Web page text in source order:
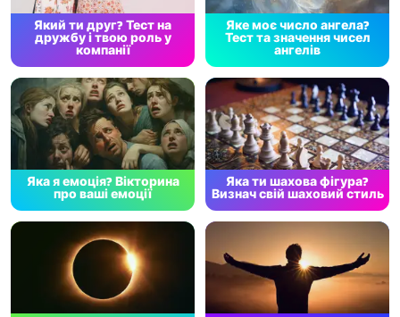
Який ти друг? Тест на
дружбу і твою роль у
компанії
Яке моє число ангела?
Тест та значення чисел
ангелів
Яка я емоція? Вікторина
про ваші емоції
Яка ти шахова фігура?
Визнач свій шаховий стиль